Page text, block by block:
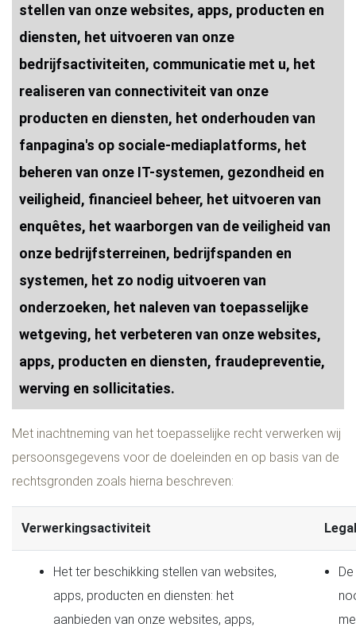
stellen van onze websites, apps, producten en
diensten, het uitvoeren van onze
bedrijfsactiviteiten, communicatie met u, het
realiseren van connectiviteit van onze
producten en diensten, het onderhouden van
fanpagina's op sociale-mediaplatforms, het
beheren van onze IT-systemen, gezondheid en
veiligheid, financieel beheer, het uitvoeren van
enquêtes, het waarborgen van de veiligheid van
onze bedrijfsterreinen, bedrijfspanden en
systemen, het zo nodig uitvoeren van
onderzoeken, het naleven van toepasselijke
wetgeving, het verbeteren van onze websites,
apps, producten en diensten, fraudepreventie,
werving en sollicitaties.
Met inachtneming van het toepasselijke recht verwerken wij
persoonsgegevens voor de doeleinden en op basis van de
rechtsgronden zoals hierna beschreven:
Verwerkingsactiviteit
Het ter beschikking stellen van websites,
apps, producten en diensten: het
aanbieden van onze websites, apps,